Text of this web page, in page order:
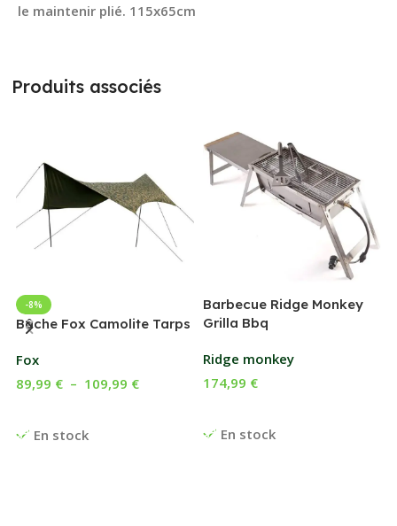
le maintenir plié. 115x65cm
Produits associés
-8%
Bâche Fox Camolite Tarps
Fox
En stock
89,99 € – 109,99 €
Barbecue Ridge Monkey
Grilla Bbq
Ridge monkey
En stock
174,99 €